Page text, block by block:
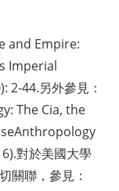
and Empire:
Imperial
2-44.另外參見：
The Cia, the
對於美國大學
關聯，參見：